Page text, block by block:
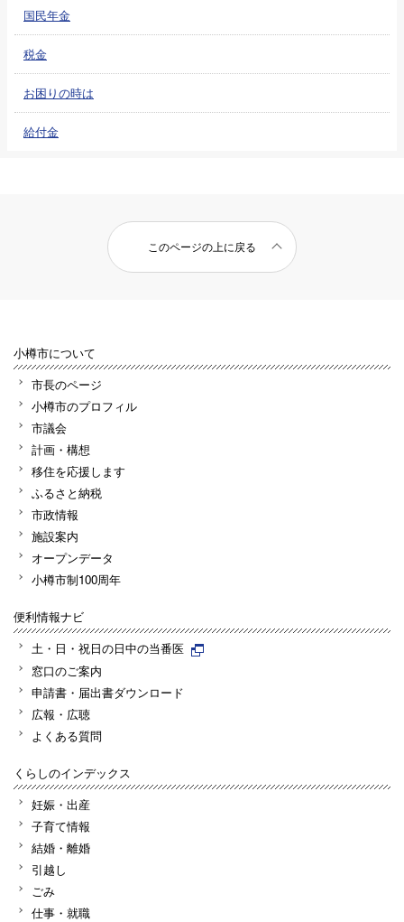
国民年金
税金
お困りの時は
給付金
このページの上に戻る
小樽市について
市長のページ
小樽市のプロフィル
市議会
計画・構想
移住を応援します
ふるさと納税
市政情報
施設案内
オープンデータ
小樽市制100周年
便利情報ナビ
土・日・祝日の日中の当番医
窓口のご案内
申請書・届出書ダウンロード
広報・広聴
よくある質問
くらしのインデックス
妊娠・出産
子育て情報
結婚・離婚
引越し
ごみ
仕事・就職